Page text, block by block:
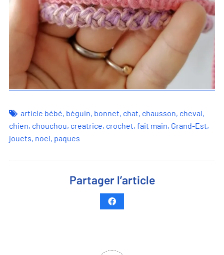
article bébé, béguin, bonnet, chat, chausson, cheval,
chien, chouchou, creatrice, crochet, fait main, Grand-Est,
jouets, noel, paques
Partager l’article